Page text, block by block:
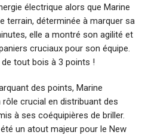
électrique alors que Marine
terrain, déterminée à marquer sa
elle a montré son agilité et
cruciaux pour son équipe.
tout bois à 3 points !
des points, Marine
crucial en distribuant des
à ses coéquipières de briller.
un atout majeur pour le New